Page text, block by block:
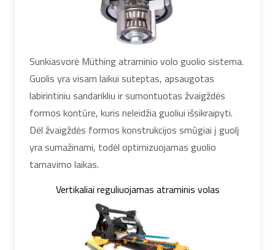
Sunkiasvorė Müthing atraminio volo guolio sistema.
Guolis yra visam laikui suteptas, apsaugotas
labirintiniu sandarikliu ir sumontuotas žvaigždės
formos kontūre, kuris neleidžia guoliui išsikraipyti.
Dėl žvaigždės formos konstrukcijos smūgiai į guolį
yra sumažinami, todėl optimizuojamas guolio
tarnavimo laikas.
Vertikaliai reguliuojamas atraminis volas